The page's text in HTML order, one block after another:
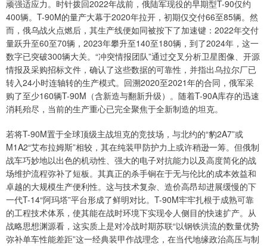
顽强适应力。时针拨回2022年战前，俄陆军现役的早期型T-90仅约
400辆。T-90M的量产大幕于2020年拉开，初期仅交付66至85辆。然
而，俄乌战火点燃后，其生产线便如同被按下了加速键：2022年交付
量跃升至60至70辆，2023年攀升至140至180辆，到了2024年，这一
数字已突破300辆大关。“冲突情报团队”通过交叉分析卫星图像、开源
情报及采购招标文件，确认了这些数据的可靠性，并指出乌拉尔厂已
转入24小时连轴转的生产模式。回溯2020至2021年的合同，俄军采
购了至少160辆T-90M（含新造与翻新升级）。随着T-90A库存的迅速
消耗殆尽，当前的生产重心已完全聚焦于全新制造的坦克。
若将T-90M置于全球顶级主战坦克的竞技场，与北约的“豹2A7”或
M1A2“艾布拉姆斯”相较，其在纯装甲防护力上或许稍逊一筹。但俄制
战车巧妙地以出色的机动性、强大的电子对抗能力以及高度简化的战
场维护流程弥补了短板。其真正的杀手锏在于无与伦比的成本效益和
卓越的大规模生产便利性。这与技术复杂、造价高昂却进展缓慢的下
一代T-14“阿玛塔”平台形成了鲜明对比。T-90M牢牢扎根于成熟可靠
的工程技术体系，使其能在战时环境下实现令人侧目的快速扩产。从
战略思想渊源看，这实质上是对冷战时期苏联“以钢铁洪流的数量优势
弥补单车性能差距”这一经典装甲作战理念，在当代地缘政治高压与制